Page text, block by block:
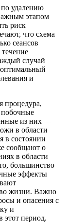
по удалению
этапом
риск
что схема
сеансов
случай
и
процедура,
побочные
из них —
в области
в состоянии
сообщают о
в области
большинство
эффекты
жизни. Важно
и опасения с
и
этот период.